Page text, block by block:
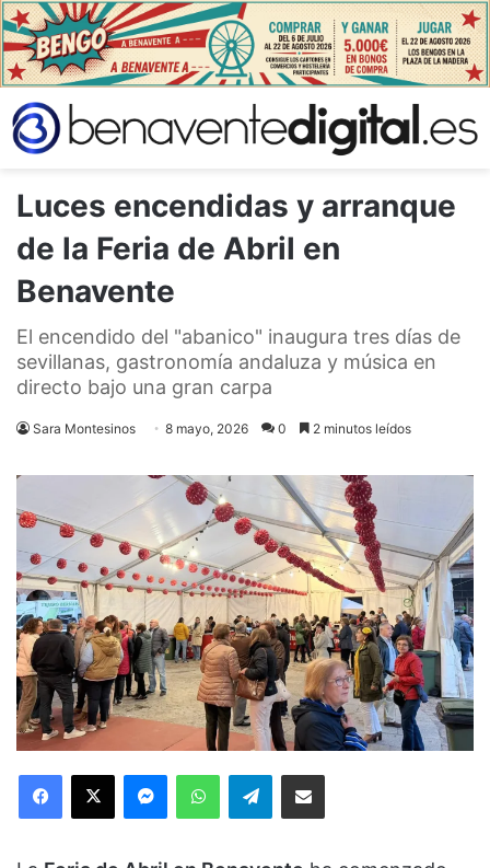
Luces encendidas y arranque
de la Feria de Abril en
Benavente
El encendido del "abanico" inaugura tres días de
sevillanas, gastronomía andaluza y música en
directo bajo una gran carpa
Sara Montesinos 8 mayo, 2026 0 2 minutos leídos
Facebook
X MessengerWhatsAppTelegramCompartir via Email